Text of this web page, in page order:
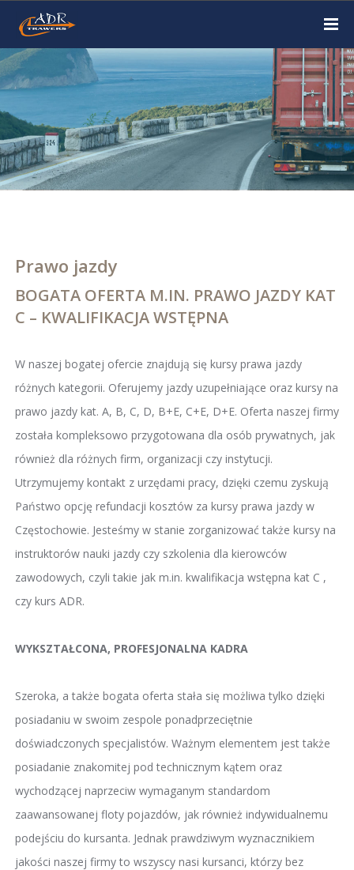
Prawo jazdy
BOGATA OFERTA M.IN. PRAWO JAZDY KAT
C – KWALIFIKACJA WSTĘPNA
W naszej bogatej ofercie znajdują się kursy prawa jazdy
różnych kategorii. Oferujemy jazdy uzupełniające oraz kursy na
prawo jazdy kat. A, B, C, D, B+E, C+E, D+E. Oferta naszej firmy
została kompleksowo przygotowana dla osób prywatnych, jak
również dla różnych firm, organizacji czy instytucji.
Utrzymujemy kontakt z urzędami pracy, dzięki czemu zyskują
Państwo opcję refundacji kosztów za kursy prawa jazdy w
Częstochowie. Jesteśmy w stanie zorganizować także kursy na
instruktorów nauki jazdy czy szkolenia dla kierowców
zawodowych, czyli takie jak m.in. kwalifikacja wstępna kat C ,
czy kurs ADR.
WYKSZTAŁCONA, PROFESJONALNA KADRA
Szeroka, a także bogata oferta stała się możliwa tylko dzięki
posiadaniu w swoim zespole ponadprzeciętnie
doświadczonych specjalistów. Ważnym elementem jest także
posiadanie znakomitej pod technicznym kątem oraz
wychodzącej naprzeciw wymaganym standardom
zaawansowanej floty pojazdów, jak również indywidualnemu
podejściu do kursanta. Jednak prawdziwym wyznacznikiem
jakości naszej firmy to wszyscy nasi kursanci, którzy bez